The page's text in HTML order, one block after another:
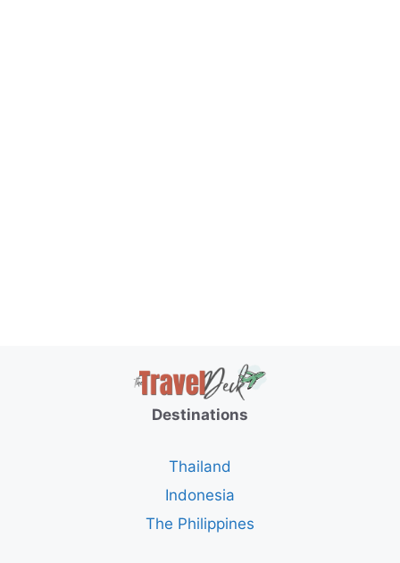
Destinations
Thailand
Indonesia
The Philippines